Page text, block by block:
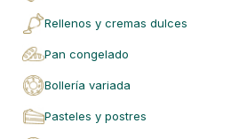
rellenos y cremas dulces
pan congelado
bollería variada
pasteles y postres